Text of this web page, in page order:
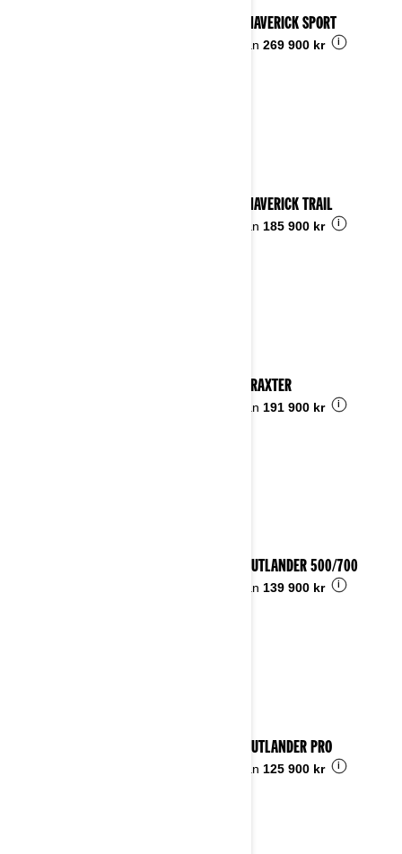
2024 MAVERICK SPORT
Pris från 269 900 kr i
2024 MAVERICK TRAIL
Pris från 185 900 kr i
2024 TRAXTER
Pris från 191 900 kr i
2024 OUTLANDER 500/700
Pris från 139 900 kr i
2024 OUTLANDER PRO
Pris från 125 900 kr i